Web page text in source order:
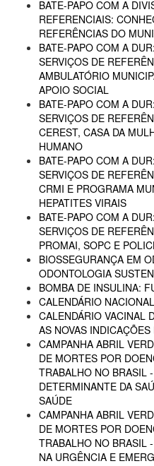
BATE-PAPO COM A
REFERENCIAIS:
REFERÊNCIAS DO
BATE-PAPO COM A
SERVIÇOS DE
AMBULATÓRIO
APOIO SOCIAL
BATE-PAPO COM A
SERVIÇOS DE
CEREST, CASA DA
HUMANO
BATE-PAPO COM A
SERVIÇOS DE
CRMI E PROGRAMA
HEPATITES VIRAIS
BATE-PAPO COM A
SERVIÇOS DE
PROMAI, SOPC E
BIOSSEGURANÇA EM
ODONTOLOGIA
BOMBA DE INSULINA:
CALENDÁRIO
CALENDÁRIO VACINAL
AS NOVAS
CAMPANHA ABRIL
DE MORTES POR
TRABALHO NO BRASIL
DETERMINANTE DA
SAÚDE
CAMPANHA ABRIL
DE MORTES POR
TRABALHO NO BRASIL
NA URGÊNCIA E